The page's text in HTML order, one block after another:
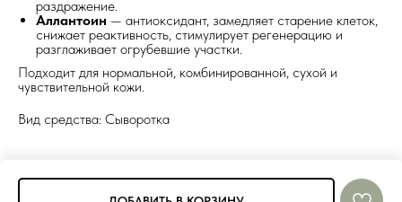
раздражение.
Аллантоин — антиоксидант, замедляет старение клеток,
снижает реактивность, стимулирует регенерацию и
разглаживает огрубевшие участки.
Подходит для нормальной, комбинированной, сухой и
чувствительной кожи.
Вид средства: Сыворотка